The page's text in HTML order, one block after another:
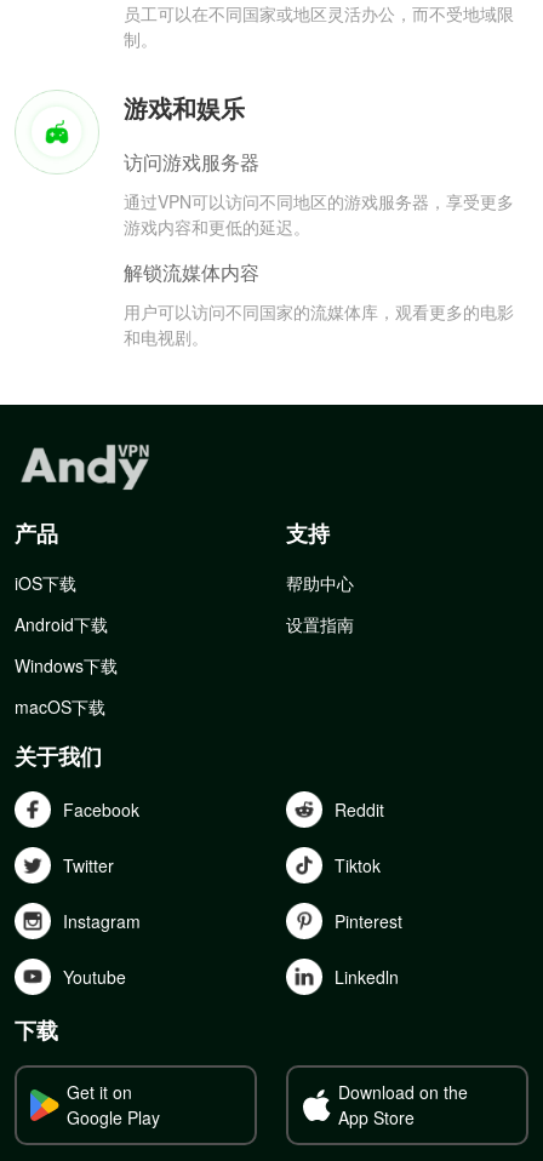
员工可以在不同国家或地区灵活办公，而不受地域限
制。
游戏和娱乐
访问游戏服务器
通过VPN可以访问不同地区的游戏服务器，享受更多
游戏内容和更低的延迟。
解锁流媒体内容
用户可以访问不同国家的流媒体库，观看更多的电影
和电视剧。
产品
iOS下载
Android下载
Windows下载
macOS下载
支持
帮助中心
设置指南
关于我们
Facebook Reddit
Twitter Tiktok
Instagram Pinterest
Youtube Linkedln
下载
Get it on
Google Play
Download on the
App Store